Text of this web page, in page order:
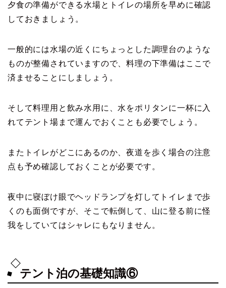
夕食の準備ができる水場とトイレの場所を早めに確認
しておきましょう。
一般的には水場の近くにちょっとした調理台のような
ものが整備されていますので、料理の下準備はここで
済ませることにしましょう。
そして料理用と飲み水用に、水をポリタンに一杯に入
れてテント場まで運んでおくことも必要でしょう。
またトイレがどこにあるのか、夜道を歩く場合の注意
点も予め確認しておくことが必要です。
夜中に寝ぼけ眼でヘッドランプを灯してトイレまで歩
くのも面倒ですが、そこで転倒して、山に登る前に怪
我をしていてはシャレにもなりません。
テント泊の基礎知識⑥